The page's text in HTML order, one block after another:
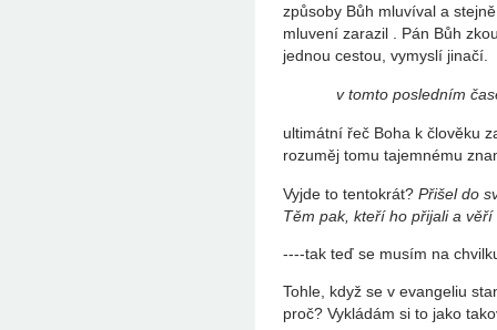
způsoby Bůh mluvíval a
mluvení zarazil . Pán Bůh
jednou cestou, vymyslí jinačí.
v tomto posledním
ultimátní řeč Boha k člověku
rozuměj tomu tajemnému
Vyjde to tentokrát? Přišel do
Těm pak, kteří ho přijali a
----tak teď se musím na
Tohle, když se v evangeliu
proč? Vykládám si to jako